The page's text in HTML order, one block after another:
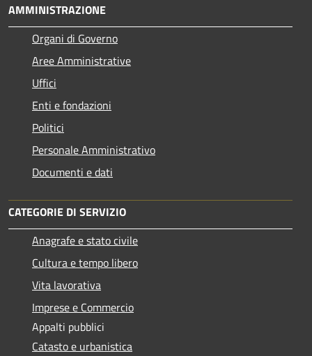
AMMINISTRAZIONE
Organi di Governo
Aree Amministrative
Uffici
Enti e fondazioni
Politici
Personale Amministrativo
Documenti e dati
CATEGORIE DI SERVIZIO
Anagrafe e stato civile
Cultura e tempo libero
Vita lavorativa
Imprese e Commercio
Appalti pubblici
Catasto e urbanistica